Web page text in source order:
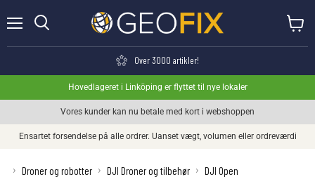
Over 3000 artikler!
Hovedlageret i Linköping er flyttet til nye lokaler
Vores kunder kan nu betale med kort i webshoppen
Ensartet forsendelse på alle ordrer. Uanset vægt, volumen eller ordreværdi
› Droner og robotter › DJI Droner og tilbehør › DJI Open